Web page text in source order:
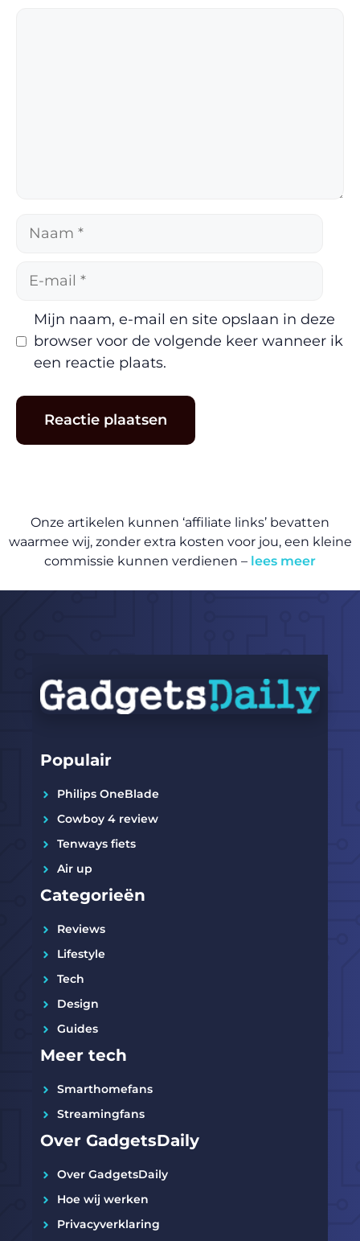
Naam
Mijn naam, e-mail en site opslaan in deze
browser voor de volgende keer wanneer ik
een reactie plaats.
Onze artikelen kunnen ‘affiliate links’ bevatten
waarmee wij, zonder extra kosten voor jou, een kleine
commissie kunnen verdienen – lees meer
Populair
Philips OneBlade
Cowboy 4 review
Tenways fiets
Air up
Categorieën
Reviews
Lifestyle
Tech
Design
Guides
Meer tech
Smarthomefans
Streamingfans
Over GadgetsDaily
Over GadgetsDaily
Hoe wij werken
Privacyverklaring